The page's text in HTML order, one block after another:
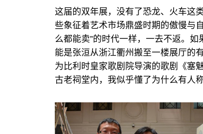
这届的双年展，没有了恐龙、火车这
些象征着艺术市场鼎盛时期的傲慢与
么都能卖”的时代一样，一去不返。
能是张洹从浙江衢州搬至一楼展厅的
为比利时皇家歌剧院导演的歌剧《塞
古老祠堂内，我似乎懂了为什么有人